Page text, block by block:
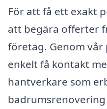
För att få ett exakt
att begära offerter
företag. Genom
enkelt få kontakt
hantverkare som